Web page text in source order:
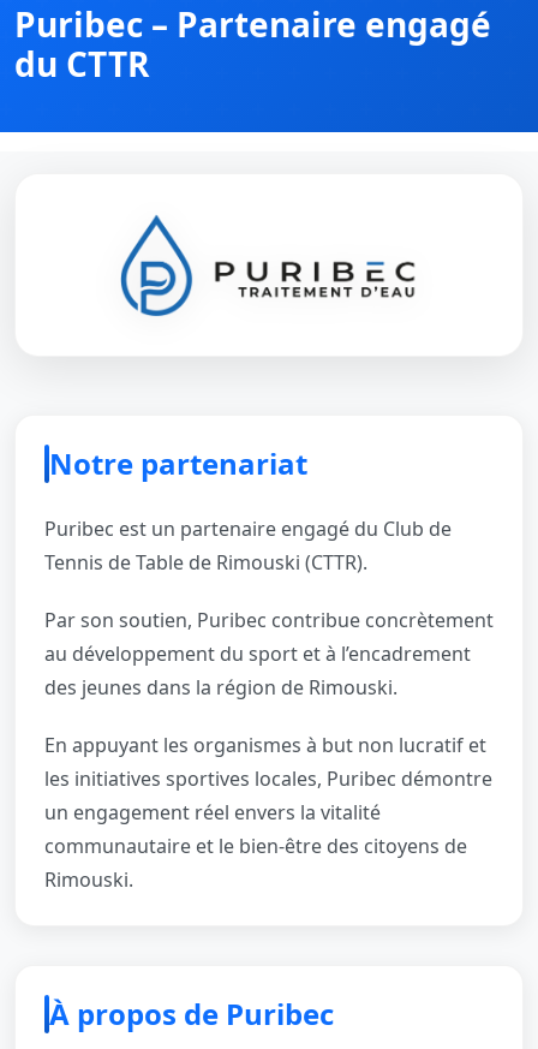
Puribec – Partenaire engagé
du CTTR
Notre partenariat
Puribec est un partenaire engagé du Club de
Tennis de Table de Rimouski (CTTR).
Par son soutien, Puribec contribue concrètement
au développement du sport et à l’encadrement
des jeunes dans la région de Rimouski.
En appuyant les organismes à but non lucratif et
les initiatives sportives locales, Puribec démontre
un engagement réel envers la vitalité
communautaire et le bien-être des citoyens de
Rimouski.
À propos de Puribec